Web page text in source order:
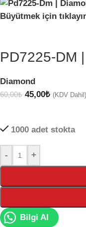
Büyütmek için
PD7225-DM
Diamond
60,00₺ 45,00₺ (KDV Dahil)
1000 adet stokta
- +
Bilgi Al